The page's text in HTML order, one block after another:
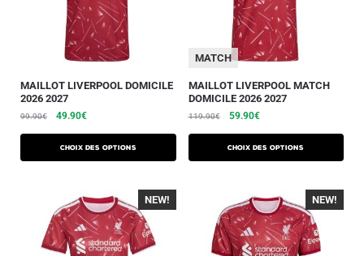
MAILLOT LIVERPOOL DOMICILE
2026 2027
99.90€ 49.90€
Choix des options
MATCH
MAILLOT LIVERPOOL MATCH
DOMICILE 2026 2027
119.90€ 59.90€
Choix des options
-40%
NEW! -40%
NEW!